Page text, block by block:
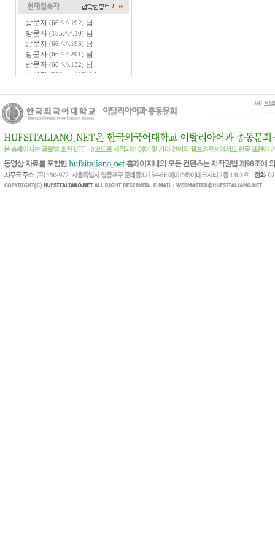
방문자 (66.^.^.192) 님
방문자 (185.^.^.10) 님
방문자 (66.^.^.193) 님
방문자 (66.^.^.201) 님
방문자 (66.^.^.132) 님
방문자(220.^.^.103)님
방문자(116.^.^.143)님
방문자(3.^.^.222) 님
방문자(18.^.^.19)님
방문자(66.^.^.131) 님
방문자(216.^.^.0)님